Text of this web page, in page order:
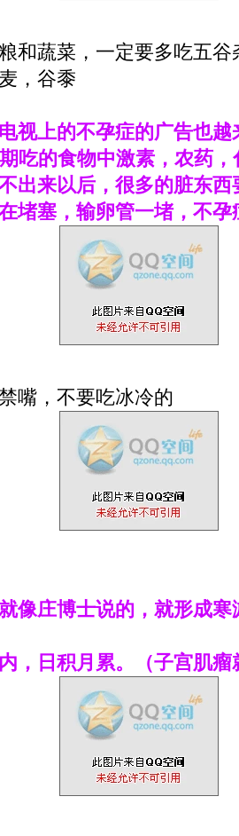
和蔬菜，一定要多吃五
，谷黍
视上的不孕症的广告也
吃的食物中激素，农药
出来以后，很多的脏东
堵塞，输卵管一堵，不孕
嘴，不要吃冰冷的
像庄博士说的，就形成
，日积月累。（子宫肌